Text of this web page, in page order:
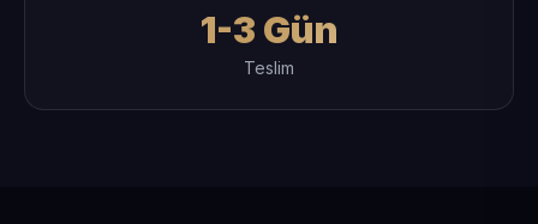
1-3 Gün
Teslim